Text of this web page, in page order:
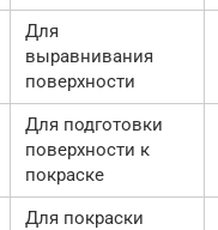
Для
выравнивания
поверхности
Для подготовки
поверхности к
покраске
Для покраски